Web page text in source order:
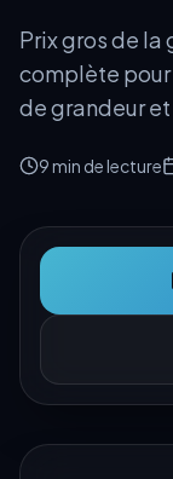
Prix gros de
complète pour
de grandeur
9 min de lecture